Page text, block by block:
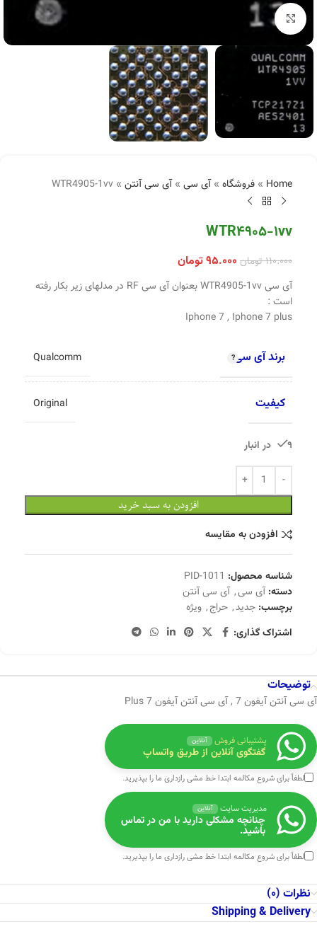
بزرگنمایی تصویر
Home
» فروشگاه »آی سی »آی سی آنتن »
WTR4905-1vv
WTR4905-1vv
۱۱۰.۰۰۰تومان ۹۵.۰۰۰تومان
آی سی WTR4905-1vv بعنوان آی سی RF در مدلهای زیر بکار رفته
است :
Iphone 7 , Iphone 7 plus
برند آی سی Qualcomm
کیفیت Original
9 در انبار
افزودن به سبد خرید
افزودن به مقایسه
شناسه محصول: PID-1011
دسته: آی سی, آی سی آنتن
برچسب: جدید, حراج, ویژه
اشتراک گذاری:
توضیحات
آی سی آنتن آیفون 7 , آی سی آنتن آیفون 7 Plus
پشتیبانی فروش آنلاین
گفتگوی آنلاین از طریق واتساپ
لطفاً برای شروع مکالمه ابتداخط مشی رازداری ما را بپذیرید.
مدیریت سایت آنلاین
چنانچه مشکلی دارید با من در تماس
باشید.
لطفاً برای شروع مکالمه ابتداخط مشی رازداری ما را بپذیرید.
نظرات (0)
Shipping & Delivery